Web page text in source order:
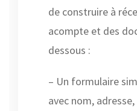
de construire à
acompte et des
dessous :
– Un formulaire
avec nom,